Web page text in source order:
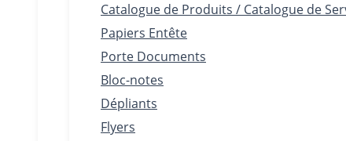
Catalogue de Produits / Catalogue de
Papiers Entête
Porte Documents
Bloc-notes
Dépliants
Flyers